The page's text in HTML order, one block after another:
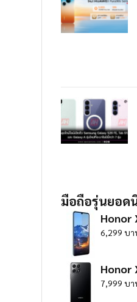
มือถือรุ่นยอด
Honor
6,299 บา
Honor
7,999 บา